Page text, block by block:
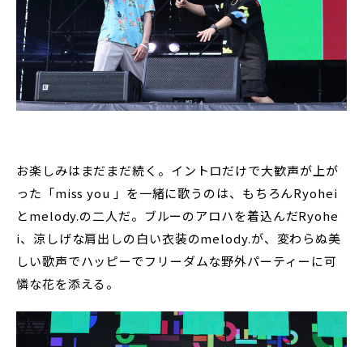
お楽しみはまだまだ続く。イントロだけで大歓声が上が
った「miss you 」を一緒に歌うのは、もちろんRyohei
とmelody.の二人だ。ブルーのアロハを着込んだRyohe
i、涼しげな肩出しの白い衣装のmelody.が、変わらぬ美
しい歌声でハッピーでフリーダムな野外パーティーに可
憐な花を添える。